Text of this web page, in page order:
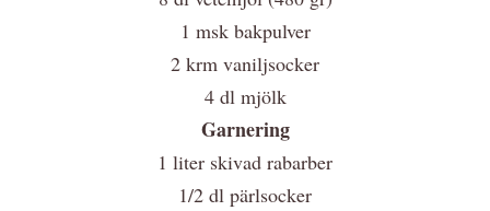
1 msk bakpulver
2 krm vaniljsocker
4 dl mjölk
Garnering
1 liter skivad rabarber
1/2 dl pärlsocker